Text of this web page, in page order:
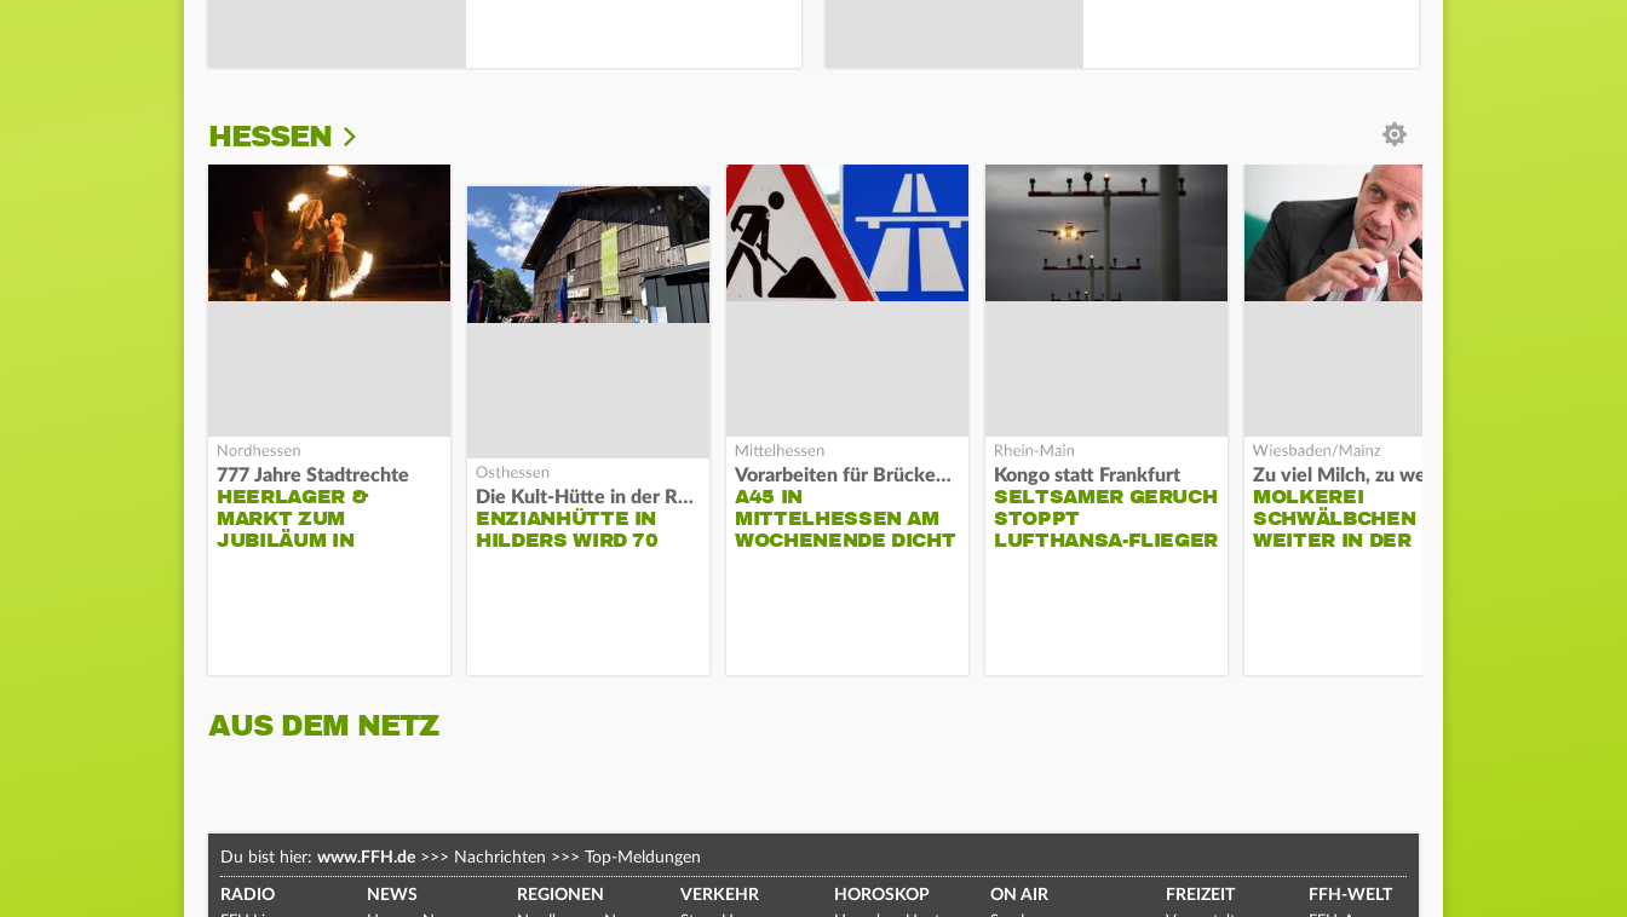
HESSEN
777 Jahre Stadtrechte
HEERLAGER &
MARKT ZUM
JUBILÄUM IN
Die Kult-Hütte in der Rhön
ENZIANHÜTTE IN
HILDERS WIRD 70
Vorarbeiten für Brücken-Neubau
A45 IN
MITTELHESSEN AM
WOCHENENDE DICHT
Kongo statt Frankfurt
SELTSAMER GERUCH
STOPPT
LUFTHANSA-FLIEGER
MOLKEREI
SCHWÄLBCHEN
WEITER IN DER
AUS DEM NETZ
Du bist hier: www.FFH.de >>> Nachrichten >>> Top-Meldungen
RADIO NEWS REGIONEN VERKEHR HOROSKOP ON AIR FREIZEIT FFH-WELT